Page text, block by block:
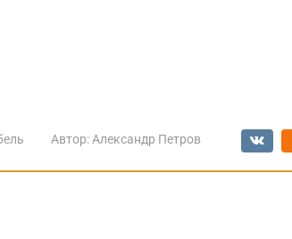
Автор: Александр Петров